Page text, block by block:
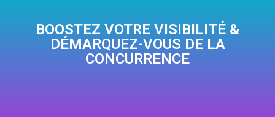
BOOSTEZ VOTRE VISIBILITÉ &
DÉMARQUEZ-VOUS DE LA
CONCURRENCE